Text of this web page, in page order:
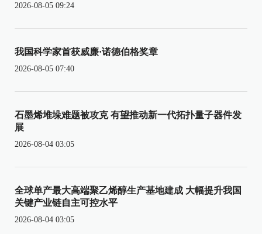
2026-08-05 09:24
我国科学家首获威廉·诺德伯格奖章
2026-08-05 07:40
石墨烯堆垛难题被攻克 有望推动新一代拓扑量子器件发
展
2026-08-04 03:05
全球单产最大高端聚乙烯醇生产基地建成 大幅提升我国
关键产业链自主可控水平
2026-08-04 03:05